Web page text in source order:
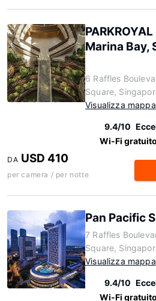
Marina Bay,
6 Raffles
Square,
Visualizza mappa
9.4/10
Wi-Fi gratuito
DA USD 410
per camera / per notte
Pan Pacific
7 Raffles
Square,
Visualizza mappa
9.4/10
Wi-Fi gratuito